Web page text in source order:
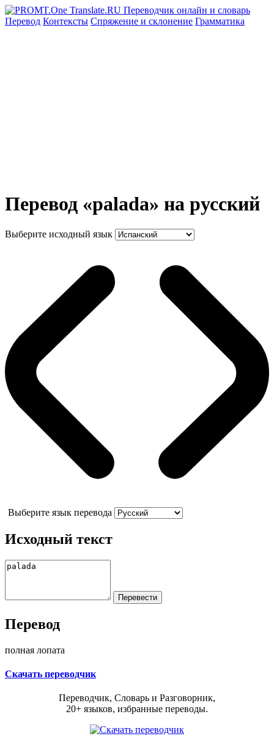
Перевод Контексты Спряжение и склонение Грамматика
Перевод «palada» на русский
Выберите исходный язык
Выберите язык перевода
Исходный текст
Перевод
полная лопата
Скачать переводчик
Переводчик, Словарь и Разговорник,
20+ языков, избранные переводы.